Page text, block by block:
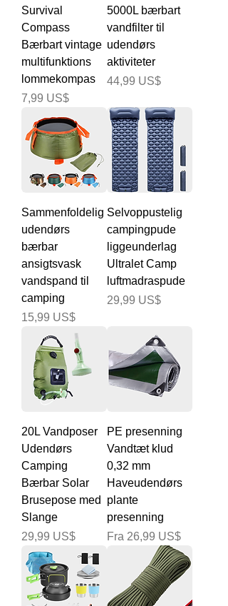
Survival
Compass
Bærbart vintage
multifunktions
lommekompas
Pris
7,99 US$
5000L bærbart
vandfilter til
udendørs
aktiviteter
Pris
44,99 US$
Sammenfoldelig
udendørs
bærbar
ansigtsvask
vandspand til
camping
Pris
15,99 US$
Selvoppustelig
campingpude
liggeunderlag
Ultralet Camp
luftmadraspude
Pris
29,99 US$
20L Vandposer
Udendørs
Camping
Bærbar Solar
Brusepose med
Slange
Pris
29,99 US$
PE presenning
Vandtæt klud
0,32 mm
Haveudendørs
plante
presenning
Fra 26,99 US$
Salgspris